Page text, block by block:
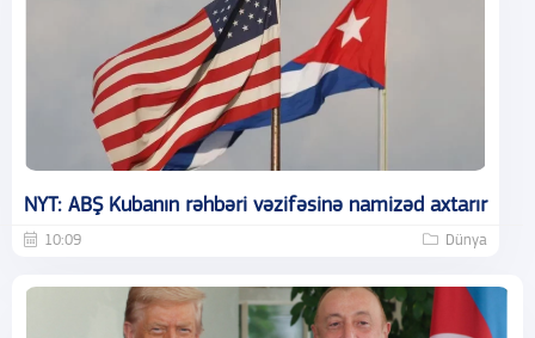
NYT: ABŞ Kubanın rəhbəri vəzifəsinə namizəd axtarır
10:09 Dünya